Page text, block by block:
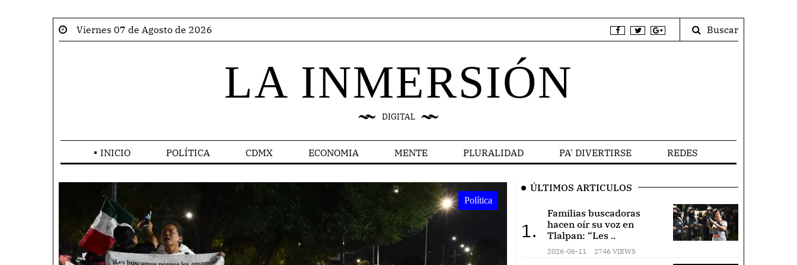
Viernes 07 de Agosto de 2026 Buscar
LA INMERSIÓN
DIGITAL
INICIO POLÍTICA CDMX ECONOMIA MENTE PLURALIDAD PA' DIVERTIRSE REDES
Política
Política
ÚLTIMOS ARTICULOS
1.
Familias buscadoras
hacen oír su voz en
Tlalpan: “Les ..
2026-06-11 2746 VIEWS